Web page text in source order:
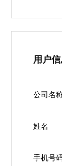
用户
公司名
姓名
手机号